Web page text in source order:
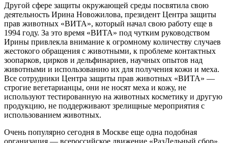
Другой сфере защиты окружающей среды посвятила свою
деятельность Ирина Новожилова, президент Центра защиты
прав животных «ВИТА», который начал свою работу еще в
1994 году. За это время «ВИТА» под чутким руководством
Ирины привлекла внимание к огромному количеству случаев
жестокого обращения с животными, к проблеме контактных
зоопарков, цирков и дельфинариев, научных опытов над
животными и использованию их для получения кожи и меха.
Все сотрудники Центра защиты прав животных «ВИТА» —
строгие вегетарианцы, они не носят меха и кожу, не
используют тестированную на животных косметику и другую
продукцию, не поддерживают зрелищные мероприятия с
использованием животных.
Очень популярно сегодня в Москве еще одна подобная
организация — всероссийское движение «РазДельный сбор»,